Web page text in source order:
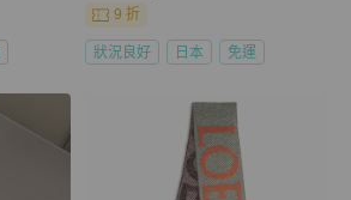
9 折
狀況良好 日本 免運